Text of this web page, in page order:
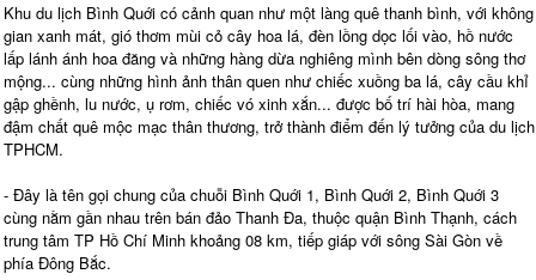
Khu du lịch Bình Quới có cảnh quan như một làng quê thanh bình, với không
gian xanh mát, gió thơm mùi cỏ cây hoa lá, đèn lồng dọc lối vào, hồ nước
lấp lánh ánh hoa đăng và những hàng dừa nghiêng mình bên dòng sông thơ
mộng... cùng những hình ảnh thân quen như chiếc xuồng ba lá, cây cầu khỉ
gập ghềnh, lu nước, ụ rơm, chiếc vó xinh xắn... được bố trí hài hòa, mang
đậm chất quê mộc mạc thân thương, trở thành điểm đến lý tưởng của du lịch
TPHCM.
- Đây là tên gọi chung của chuỗi Bình Quới 1, Bình Quới 2, Bình Quới 3
cùng nằm gần nhau trên bán đảo Thanh Đa, thuộc quận Bình Thạnh, cách
trung tâm TP Hồ Chí Minh khoảng 08 km, tiếp giáp với sông Sài Gòn về
phía Đông Bắc.